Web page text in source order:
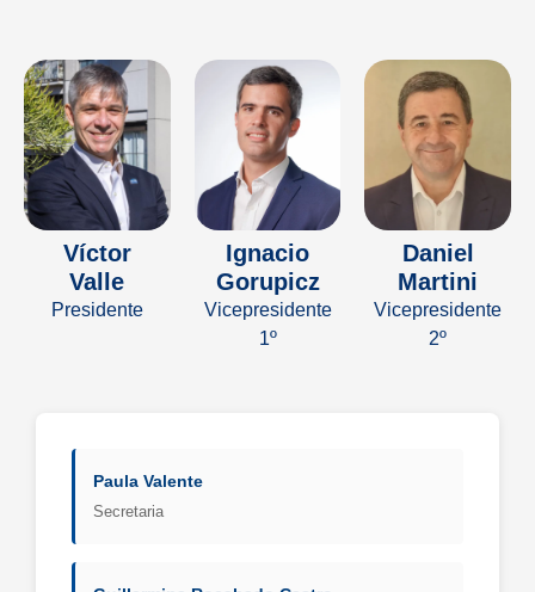
Víctor
Valle
Presidente
Ignacio
Gorupicz
Vicepresidente
1º
Daniel
Martini
Vicepresidente
2º
Paula Valente
Secretaria